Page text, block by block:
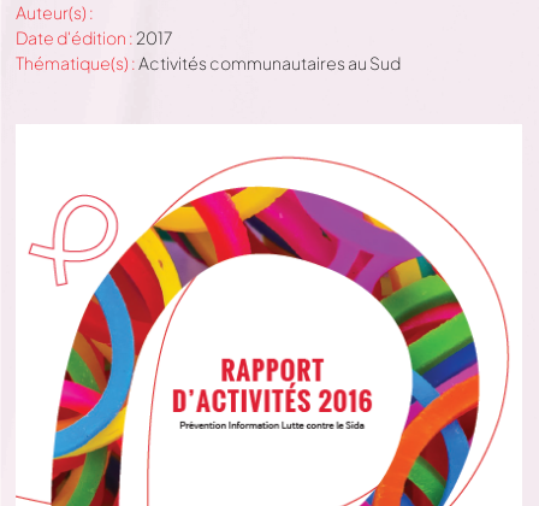
Auteur(s) :
Date d'édition : 2017
Thématique(s) :Activités communautaires au Sud